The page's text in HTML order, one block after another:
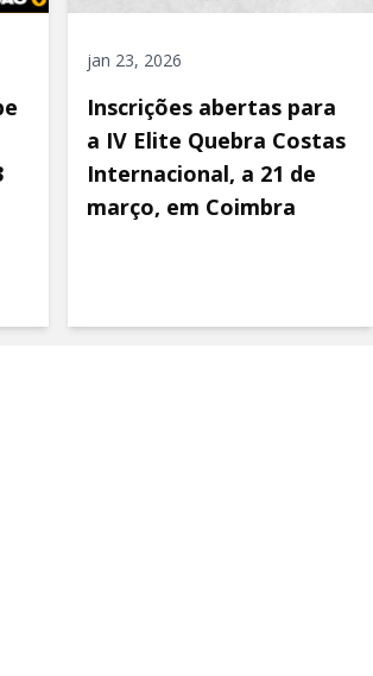
jan 23, 2026
Inscrições abertas para
a IV Elite Quebra Costas
Internacional, a 21 de
março, em Coimbra